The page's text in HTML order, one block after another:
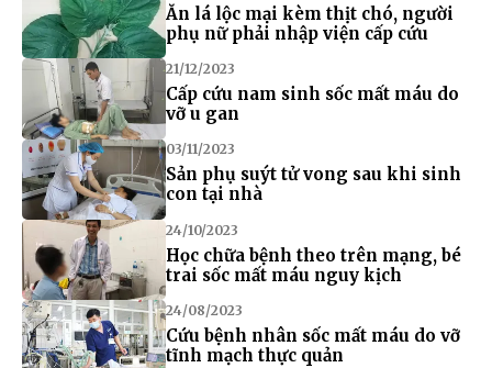
Ăn lá lộc mại kèm thịt chó, người
phụ nữ phải nhập viện cấp cứu
21/12/2023
Cấp cứu nam sinh sốc mất máu do
vỡ u gan
03/11/2023
Sản phụ suýt tử vong sau khi sinh
con tại nhà
24/10/2023
Học chữa bệnh theo trên mạng, bé
trai sốc mất máu nguy kịch
24/08/2023
Cứu bệnh nhân sốc mất máu do vỡ
tĩnh mạch thực quản